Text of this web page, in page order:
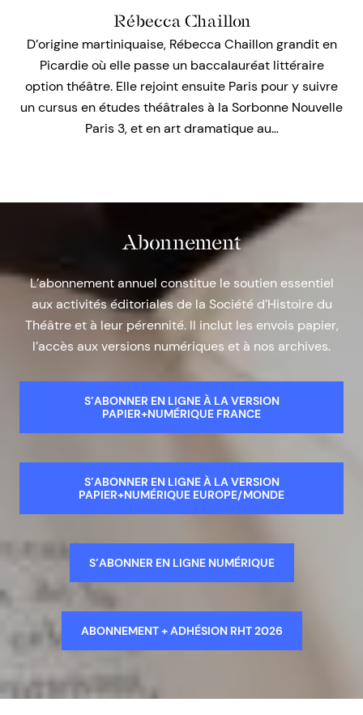
Rébecca Chaillon
D’origine martiniquaise, Rébecca Chaillon grandit en
Picardie où elle passe un baccalauréat littéraire
option théâtre. Elle rejoint ensuite Paris pour y suivre
un cursus en études théâtrales à la Sorbonne Nouvelle
Paris 3, et en art dramatique au…
Abonnement
L’abonnement annuel constitue le soutien essentiel
aux activités éditoriales de la Société d’Histoire du
Théâtre et à leur pérennité. Il inclut les envois papier,
l’accès aux versions numériques et à nos archives.
S’ABONNER EN LIGNE À LA VERSION
PAPIER+NUMÉRIQUE FRANCE
S’ABONNER EN LIGNE À LA VERSION
PAPIER+NUMÉRIQUE EUROPE/MONDE
S’ABONNER EN LIGNE NUMÉRIQUE
ABONNEMENT + ADHÉSION RHT 2026